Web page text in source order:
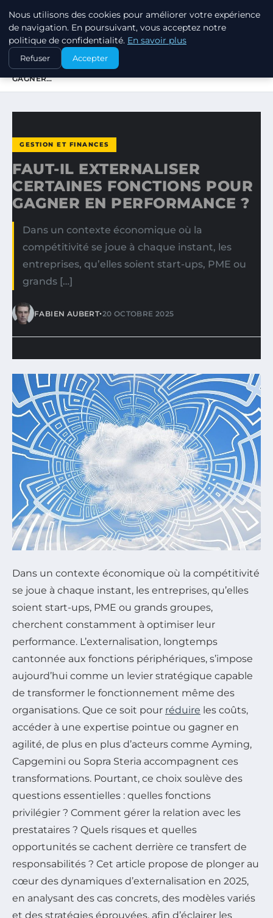
MARKETING STRATEGIQUE
ACCUEIL
GESTION ET FINANCES
FAUT-IL EXTERNALISER CERTAINES FONCTIONS POUR
GAGNER…
GESTION ET FINANCES
FAUT-IL EXTERNALISER
CERTAINES FONCTIONS POUR
GAGNER EN PERFORMANCE ?
Dans un contexte économique où la
compétitivité se joue à chaque instant, les
entreprises, qu’elles soient start-ups, PME ou
grands […]
FABIEN AUBERT•20 OCTOBRE 2025
Dans un contexte économique où la compétitivité
se joue à chaque instant, les entreprises, qu’elles
soient start-ups, PME ou grands groupes,
cherchent constamment à optimiser leur
performance. L’externalisation, longtemps
cantonnée aux fonctions périphériques, s’impose
aujourd’hui comme un levier stratégique capable
de transformer le fonctionnement même des
organisations. Que ce soit pour réduire les coûts,
accéder à une expertise pointue ou gagner en
agilité, de plus en plus d’acteurs comme Ayming,
Capgemini ou Sopra Steria accompagnent ces
transformations. Pourtant, ce choix soulève des
questions essentielles : quelles fonctions
privilégier ? Comment gérer la relation avec les
prestataires ? Quels risques et quelles
opportunités se cachent derrière ce transfert de
responsabilités ? Cet article propose de plonger au
cœur des dynamiques d’externalisation en 2025,
en analysant des cas concrets, des modèles variés
et des stratégies éprouvées, afin d’éclairer les
Nous utilisons des cookies pour améliorer votre expérience
de navigation. En poursuivant, vous acceptez notre
politique de confidentialité. En savoir plus
Refuser Accepter